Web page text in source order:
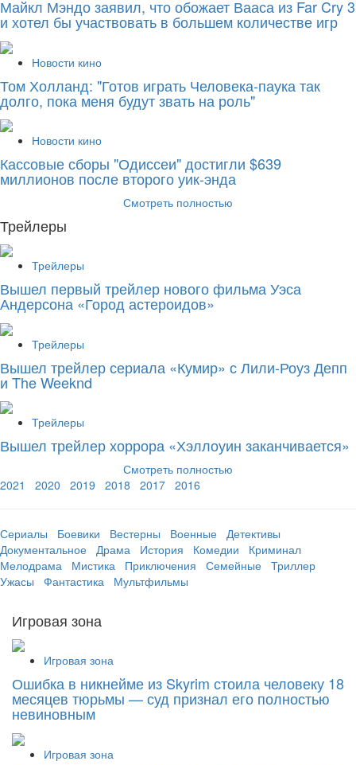
Майкл Мэндо заявил, что обожает Вааса из Far Cry 3
и хотел бы участвовать в большем количестве игр
Новости кино
Том Холланд: "Готов играть Человека-паука так
долго, пока меня будут звать на роль"
Новости кино
Кассовые сборы "Одиссеи" достигли $639
миллионов после второго уик-энда
Смотреть полностью
Трейлеры
Трейлеры
Вышел первый трейлер нового фильма Уэса
Андерсона «Город астероидов»
Трейлеры
Вышел трейлер сериала «Кумир» с Лили-Роуз Депп
и The Weeknd
Трейлеры
Вышел трейлер хоррора «Хэллоуин заканчивается»
Смотреть полностью
2021
2020 2019 2018 2017 2016
Сериалы Боевики Вестерны Военные
Детективы
Документальное
Драма История Комедии
Криминал
Мелодрама
Мистика Приключения Семейные Триллер
Ужасы
Фантастика Мультфильмы
Игровая зона
Игровая зона
Ошибка в никнейме из Skyrim стоила человеку 18
месяцев тюрьмы — суд признал его полностью
невиновным
Игровая зона